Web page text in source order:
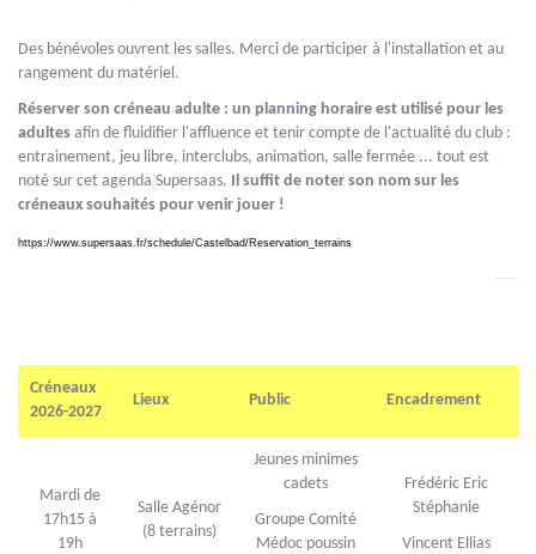
Des bénévoles ouvrent les salles. Merci de participer à l'installation et au
rangement du matériel.
Réserver son créneau adulte : un planning horaire est utilisé pour les
adultes afin de fluidifier l'affluence et tenir compte de l'actualité du club :
entrainement, jeu libre, interclubs, animation, salle fermée ... tout est
noté sur cet agenda Supersaas. Il suffit de noter son nom sur les
créneaux souhaités pour venir jouer !
https://www.supersaas.fr/schedule/Castelbad/Reservation_terrains
Créneaux
2026-2027
Lieux Public Encadrement
Mardi de
17h15 à
19h
Salle Agénor
(8 terrains)
Jeunes minimes
cadets
Groupe Comité
Médoc poussin
Frédéric Eric
Stéphanie
Vincent Ellias